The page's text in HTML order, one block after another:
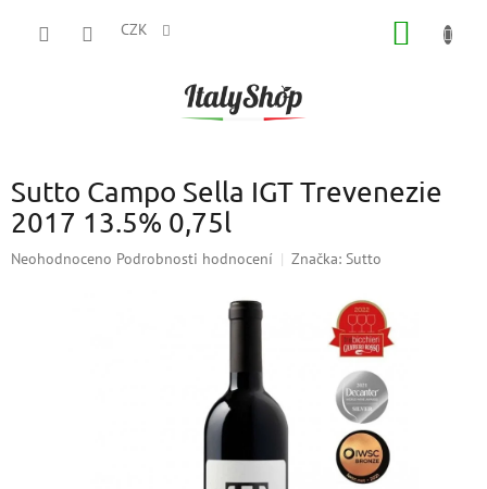
CZK
Sutto Campo Sella IGT Trevenezie
2017 13.5% 0,75l
Průměrné
Neohodnoceno Podrobnosti hodnocení Značka: Sutto